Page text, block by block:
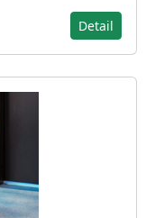
Detail